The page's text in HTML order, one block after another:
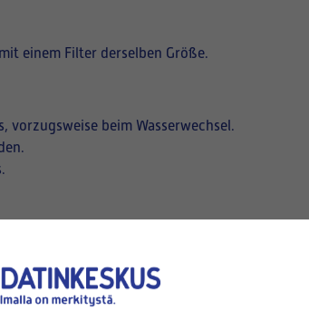
einem Filter derselben Größe.
vorzugsweise beim Wasserwechsel.